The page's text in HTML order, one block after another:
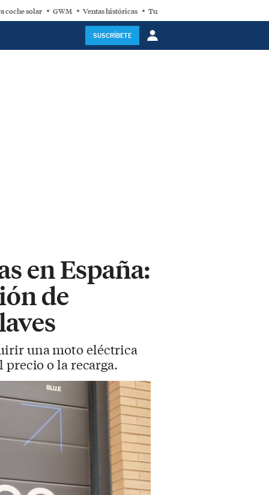
coche solar GWM Ventas históricas Turbina eólica
SUSCRÍBETE
en España:
de
una moto eléctrica
precio o la recarga.